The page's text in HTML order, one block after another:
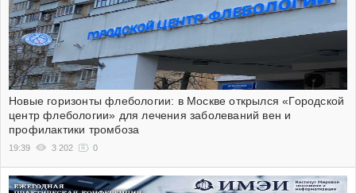
Новые горизонты флебологии: в Москве открылся «Городской
центр флебологии» для лечения заболеваний вен и
профилактики тромбоза
19:39 3 202 0